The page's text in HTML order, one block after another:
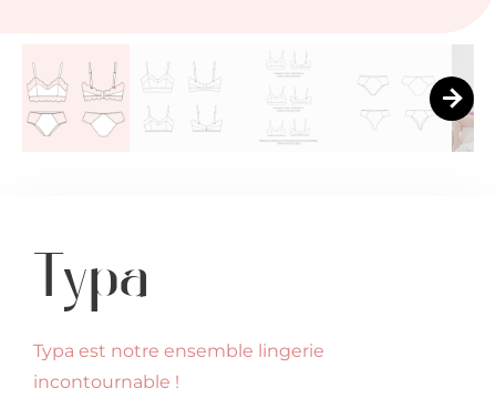
Typa
Typa est notre ensemble lingerie
incontournable !